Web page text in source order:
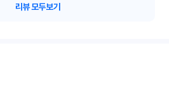
리뷰 모두보기